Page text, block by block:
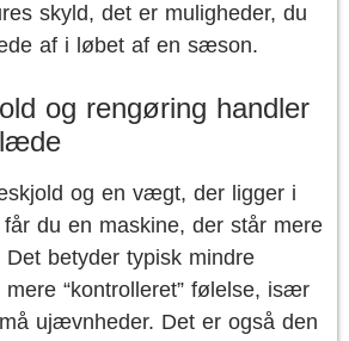
skyld, det er muligheder, du
af i løbet af en sæson.
og rengøring handler
og en vægt, der ligger i
du en maskine, der står mere
betyder typisk mindre
“kontrolleret” følelse, især
ujævnheder. Det er også den